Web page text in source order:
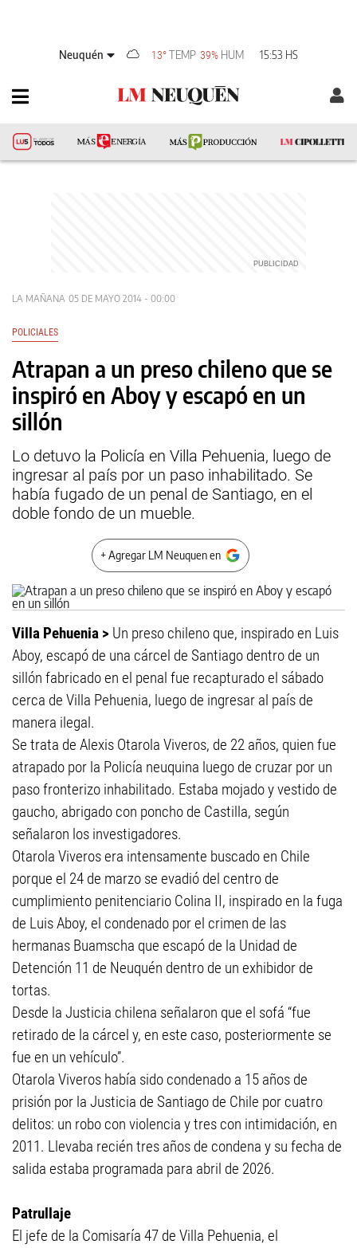
Neuquén 13°TEMP 39% HUM 15:53 HS
LA MAÑANA 05 DE MAYO 2014 - 00:00
POLICIALES
Atrapan a un preso chileno que se
inspiró en Aboy y escapó en un
sillón
Lo detuvo la Policía en Villa Pehuenia, luego de
ingresar al país por un paso inhabilitado. Se
había fugado de un penal de Santiago, en el
doble fondo de un mueble.
+ Agregar LM Neuquen en
Villa Pehuenia > Un preso chileno que, inspirado en Luis
Aboy, escapó de una cárcel de Santiago dentro de un
sillón fabricado en el penal fue recapturado el sábado
cerca de Villa Pehuenia, luego de ingresar al país de
manera ilegal.
Se trata de Alexis Otarola Viveros, de 22 años, quien fue
atrapado por la Policía neuquina luego de cruzar por un
paso fronterizo inhabilitado. Estaba mojado y vestido de
gaucho, abrigado con poncho de Castilla, según
señalaron los investigadores.
Otarola Viveros era intensamente buscado en Chile
porque el 24 de marzo se evadió del centro de
cumplimiento penitenciario Colina II, inspirado en la fuga
de Luis Aboy, el condenado por el crimen de las
hermanas Buamscha que escapó de la Unidad de
Detención 11 de Neuquén dentro de un exhibidor de
tortas.
Desde la Justicia chilena señalaron que el sofá “fue
retirado de la cárcel y, en este caso, posteriormente se
fue en un vehículo”.
Otarola Viveros había sido condenado a 15 años de
prisión por la Justicia de Santiago de Chile por cuatro
delitos: un robo con violencia y tres con intimidación, en
2011. Llevaba recién tres años de condena y su fecha de
salida estaba programada para abril de 2026.
Patrullaje
El jefe de la Comisaría 47 de Villa Pehuenia, el